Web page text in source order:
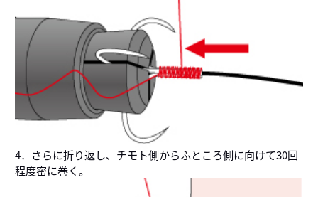
4．さらに折り返し、チモト側からふところ側に向けて30回
程度密に巻く。